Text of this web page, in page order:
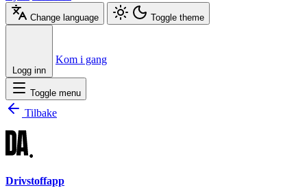
Change language Toggle theme
Logg inn
Kom i gang
Toggle menu
Tilbake
Drivstoffapp